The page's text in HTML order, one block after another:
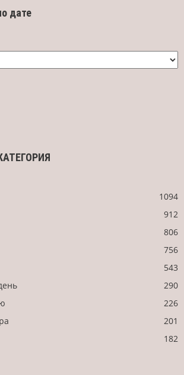
дате
1094
912
806
756
543
290
226
201
182